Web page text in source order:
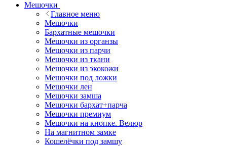
Мешочки
Главное меню
Мешочки
Бархатные мешочки
Мешочки из органзы
Мешочки из парчи
Мешочки из ткани
Мешочки из экокожи
Мешочки под ложки
Мешочки лен
Мешочки замша
Мешочки бархат+парча
Мешочки премиум
Мешочки на кнопке. Велюр
На магнитном замке
Кошелёчки под замшу